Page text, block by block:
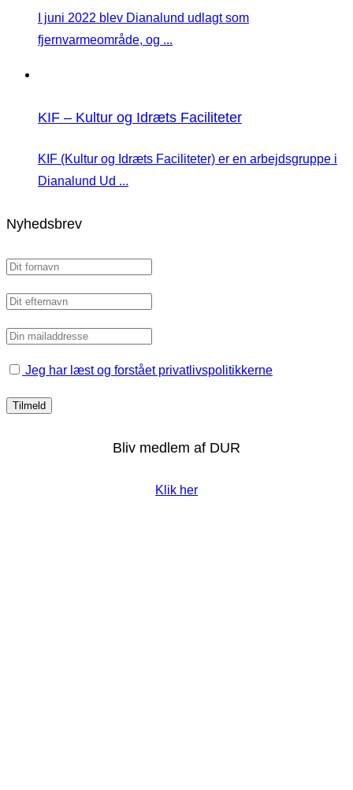
I juni 2022 blev Dianalund udlagt som
fjernvarmeområde, og ...
KIF – Kultur og Idræts Faciliteter
KIF (Kultur og Idræts Faciliteter) er en arbejdsgruppe i
Dianalund Ud ...
Nyhedsbrev
Jeg har læst og forstået privatlivspolitikkerne
Bliv medlem af DUR
Klik her